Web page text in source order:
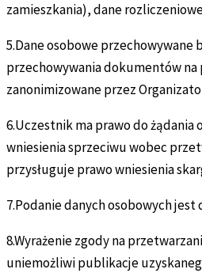
zamieszkania), dane
5.Dane osobowe
przechowywania dokumentów
zanonimizowane przez
6.Uczestnik ma prawo do
wniesienia sprzeciwu wobec
przysługuje prawo wniesienia
7.Podanie danych osobowych
8.Wyrażenie zgody na
uniemożliwi publikacje